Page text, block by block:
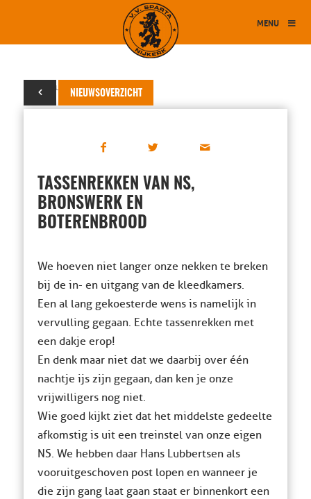
MENU
NIEUWSOVERZICHT
18 februari 2015
TASSENREKKEN VAN NS,
BRONSWERK EN
BOTERENBROOD
We hoeven niet langer onze nekken te breken
bij de in- en uitgang van de kleedkamers.
Een al lang gekoesterde wens is namelijk in
vervulling gegaan. Echte tassenrekken met
een dakje erop!
En denk maar niet dat we daarbij over één
nachtje ijs zijn gegaan, dan ken je onze
vrijwilligers nog niet.
Wie goed kijkt ziet dat het middelste gedeelte
afkomstig is uit een treinstel van onze eigen
NS. We hebben daar Hans Lubbertsen als
vooruitgeschoven post lopen en wanneer je
die zijn gang laat gaan staat er binnenkort een